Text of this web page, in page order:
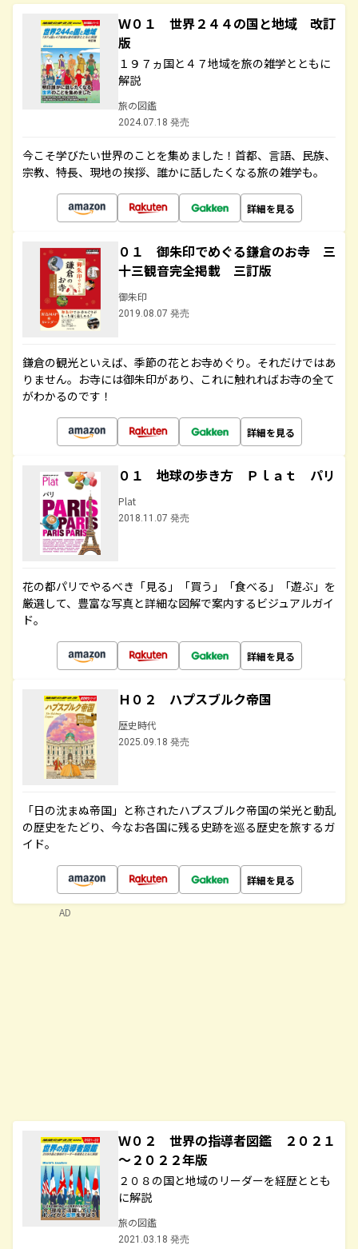
Ｗ０１ 世界２４４の国と地域 改訂
版
１９７ヵ国と４７地域を旅の雑学とともに
解説
旅の図鑑
2024.07.18 発売
今こそ学びたい世界のことを集めました！首都、言語、民族、
宗教、特長、現地の挨拶、誰かに話したくなる旅の雑学も。
詳細を見る
０１ 御朱印でめぐる鎌倉のお寺 三
十三観音完全掲載 三訂版
御朱印
2019.08.07 発売
鎌倉の観光といえば、季節の花とお寺めぐり。それだけではあ
りません。お寺には御朱印があり、これに触れればお寺の全て
がわかるのです！
詳細を見る
０１ 地球の歩き方 Ｐｌａｔ パリ
Plat
2018.11.07 発売
花の都パリでやるべき「見る」「買う」「食べる」「遊ぶ」を
厳選して、豊富な写真と詳細な図解で案内するビジュアルガイ
ド。
詳細を見る
Ｈ０２ ハプスブルク帝国
歴史時代
2025.09.18 発売
「日の沈まぬ帝国」と称されたハプスブルク帝国の栄光と動乱
の歴史をたどり、今なお各国に残る史跡を巡る歴史を旅するガ
イド。
詳細を見る
Ｗ０２ 世界の指導者図鑑 ２０２１
～２０２２年版
２０８の国と地域のリーダーを経歴ととも
に解説
旅の図鑑
2021.03.18 発売
AD